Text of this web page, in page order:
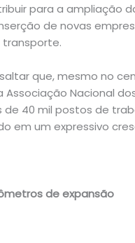
para a ampliação
de novas
que, mesmo no
Nacional
40 mil postos de
em um expressivo
de expansão